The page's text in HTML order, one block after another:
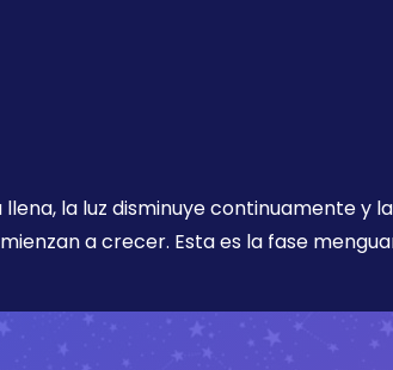
llena, la luz disminuye continuamente y
a crecer. Esta es la fase